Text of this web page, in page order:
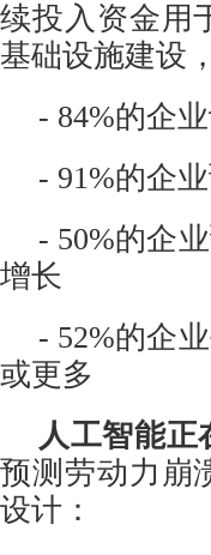
续投入资金用
基础设施建设
- 84%的企
- 91%的企
- 50%的企
增长
- 52%的企
或更多
人工智能正
预测劳动力崩
设计：